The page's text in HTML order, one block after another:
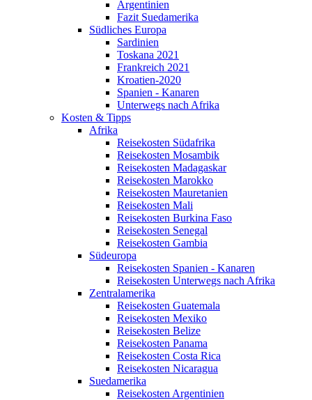
Argentinien
Fazit Suedamerika
Südliches Europa
Sardinien
Toskana 2021
Frankreich 2021
Kroatien-2020
Spanien - Kanaren
Unterwegs nach Afrika
Kosten & Tipps
Afrika
Reisekosten Südafrika
Reisekosten Mosambik
Reisekosten Madagaskar
Reisekosten Marokko
Reisekosten Mauretanien
Reisekosten Mali
Reisekosten Burkina Faso
Reisekosten Senegal
Reisekosten Gambia
Südeuropa
Reisekosten Spanien - Kanaren
Reisekosten Unterwegs nach Afrika
Zentralamerika
Reisekosten Guatemala
Reisekosten Mexiko
Reisekosten Belize
Reisekosten Panama
Reisekosten Costa Rica
Reisekosten Nicaragua
Suedamerika
Reisekosten Argentinien